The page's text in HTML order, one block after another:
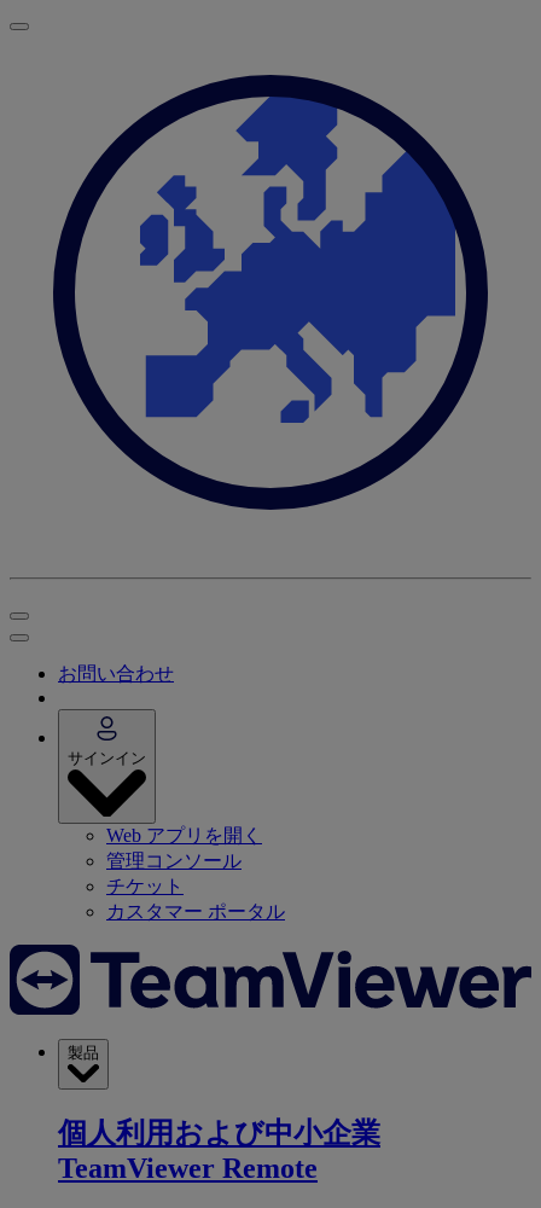
お問い合わせ
サインイン
Web アプリを開く
管理コンソール
チケット
カスタマー ポータル
製品
個人利用および中小企業
TeamViewer Remote